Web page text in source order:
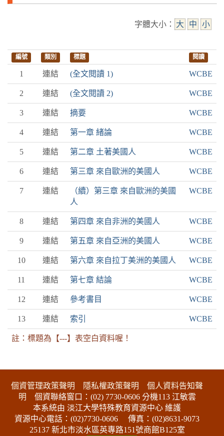
字體大小： 大 中 小
編號 類別 標題 閱讀
1 連結 (全文閱讀 1) WCBE
2 連結 (全文閱讀 2) WCBE
3 連結 摘要 WCBE
4 連結 第一章 緒論 WCBE
5 連結 第二章 土著美國人 WCBE
6 連結 第三章 來自歐洲的美國人 WCBE
7 連結
（續）第三章 來自歐洲的美國
人
WCBE
8 連結 第四章 來自非洲的美國人 WCBE
9 連結 第五章 來自亞洲的美國人 WCBE
10 連結 第六章 來自拉丁美洲的美國人 WCBE
11 連結 第七章 結論 WCBE
12 連結 參考書目 WCBE
13 連結 索引 WCBE
註：標題為【---】表空白資料喔！
個資管理政策聲明 隱私權政策聲明
個人資料告知聲
明 個資聯絡窗口：(02) 7730-0606 分機113 江敏雲
本系統由 淡江大學特殊教育資源中心 維護
資源中心電話：(02)7730-0606
傳真：(02)8631-9073
25137 新北市淡水區英專路151號商館B125室